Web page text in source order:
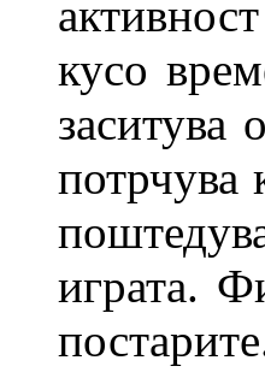
кусо
заситува
потрчува
играта.